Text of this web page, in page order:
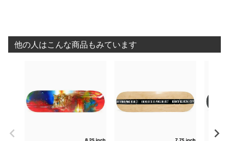
他の人はこんな商品もみています